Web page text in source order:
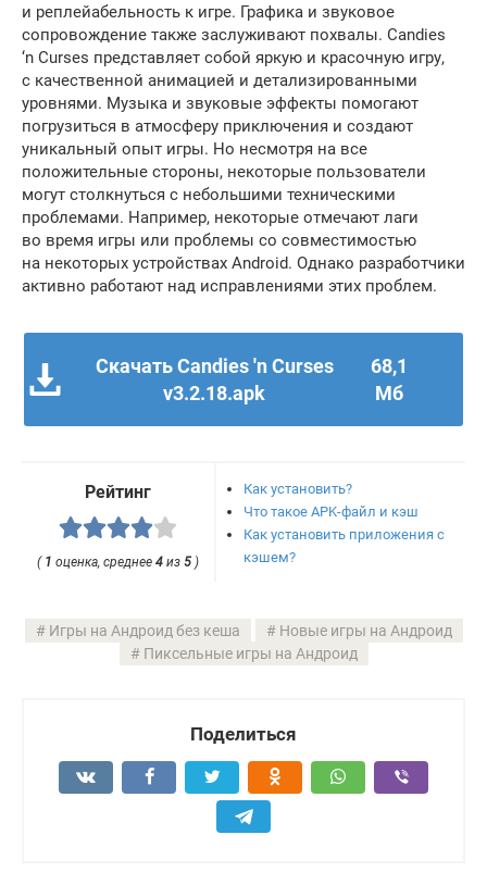
и реплейабельность к игре. Графика и звуковое
сопровождение также заслуживают похвалы. Candies
‘n Curses представляет собой яркую и красочную игру,
с качественной анимацией и детализированными
уровнями. Музыка и звуковые эффекты помогают
погрузиться в атмосферу приключения и создают
уникальный опыт игры. Но несмотря на все
положительные стороны, некоторые пользователи
могут столкнуться с небольшими техническими
проблемами. Например, некоторые отмечают лаги
во время игры или проблемы со совместимостью
на некоторых устройствах Android. Однако разработчики
активно работают над исправлениями этих проблем.
Скачать Candies 'n Curses
v3.2.18.apk
68,1
Мб
Рейтинг
( 1 оценка, среднее4 из5 )
Как установить?
Что такое APK-файл и кэш
Как установить приложения с
кэшем?
Игры на Андроид без кеша
Новые игры на Андроид
Пиксельные игры на Андроид
Поделиться